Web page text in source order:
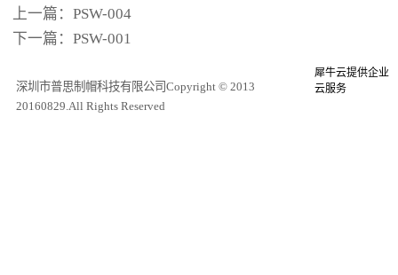
上一篇： PSW-004
下一篇： PSW-001
深圳市普思制帽科技有限公司Copyright © 2013
20160829.All Rights Reserved
犀牛云提供企业
云服务